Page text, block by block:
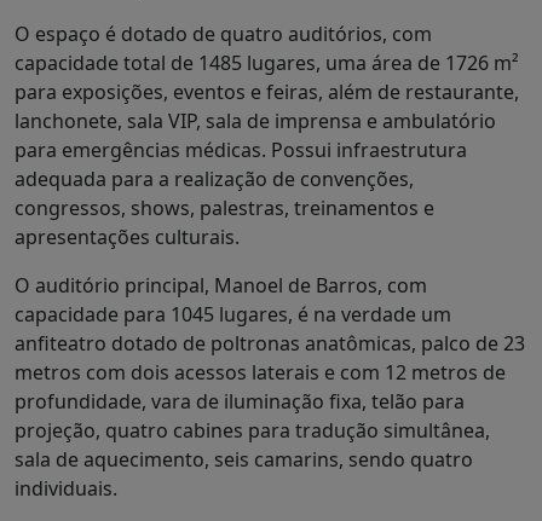
O espaço é dotado de quatro auditórios, com
capacidade total de 1485 lugares, uma área de 1726 m²
para exposições, eventos e feiras, além de restaurante,
lanchonete, sala VIP, sala de imprensa e ambulatório
para emergências médicas. Possui infraestrutura
adequada para a realização de convenções,
congressos, shows, palestras, treinamentos e
apresentações culturais.
O auditório principal, Manoel de Barros, com
capacidade para 1045 lugares, é na verdade um
anfiteatro dotado de poltronas anatômicas, palco de 23
metros com dois acessos laterais e com 12 metros de
profundidade, vara de iluminação fixa, telão para
projeção, quatro cabines para tradução simultânea,
sala de aquecimento, seis camarins, sendo quatro
individuais.